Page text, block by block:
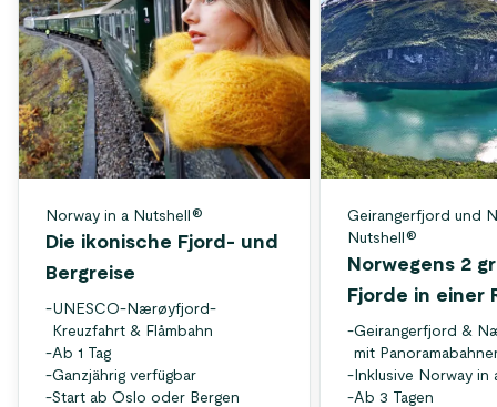
Norway in a Nutshell®
Die ikonische Fjord- und
Bergreise
-UNESCO-Nærøyfjord-
Kreuzfahrt & Flåmbahn
-Ab 1 Tag
-Ganzjährig verfügbar
-Start ab Oslo oder Bergen
Geirangerfjord und
Nutshell®
Norwegens 2
Fjorde in einer
-Geirangerfjord &
mit
- Inklusive Norway
-Ab 3 Tagen